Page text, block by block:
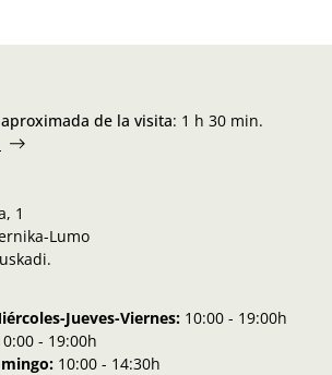
de la visita: 1 h 30 min.
1
Lumo
Jueves-Viernes: 10:00 - 19:00h
- 19:00h
10:00 - 14:30h